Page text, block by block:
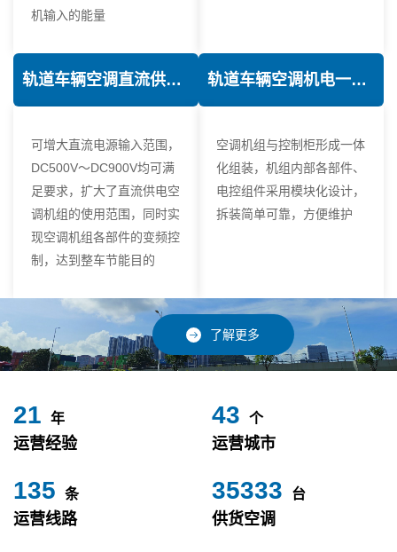
机输入的能量
轨道车辆空调直流供电技术
可增大直流电源输入范围，
DC500V～DC900V均可满
足要求，扩大了直流供电空
调机组的使用范围，同时实
现空调机组各部件的变频控
制，达到整车节能目的
轨道车辆空调机电一体化技术
空调机组与控制柜形成一体
化组装，机组内部各部件、
电控组件采用模块化设计，
拆装简单可靠，方便维护
了解更多
24 年
运营经验
49 个
运营城市
153 条
运营线路
40000 台
供货空调